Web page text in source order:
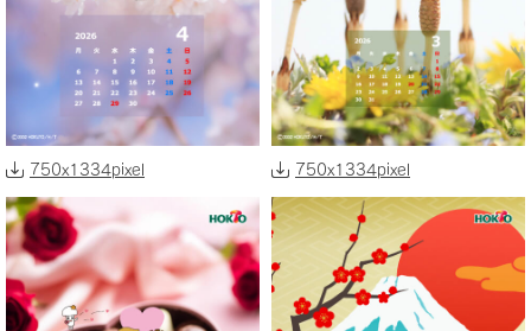
750x1334pixel 750x1334pixel